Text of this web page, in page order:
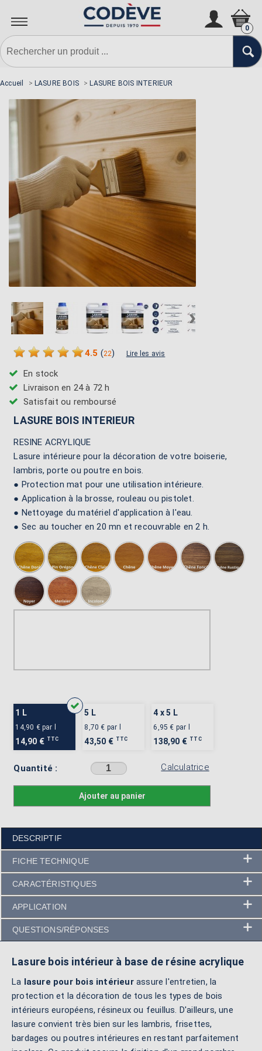
0
Accueil > LASURE BOIS > LASURE BOIS INTERIEUR
›
4.5 (22) Lire les avis
En stock
Livraison en 24 à 72 h
Satisfait ou remboursé
LASURE BOIS INTERIEUR
RESINE ACRYLIQUE
Lasure intérieure pour la décoration de votre boiserie,
lambris, porte ou poutre en bois.
● Protection mat pour une utilisation intérieure.
● Application à la brosse, rouleau ou pistolet.
● Nettoyage du matériel d'application à l'eau.
● Sec au toucher en 20 mn et recouvrable en 2 h.
1 L
14,90 €par l
14,90 € TTC
5 L
8,70 € par l
43,50 € TTC
4 x 5 L
6,95 € par l
138,90 € TTC
Quantité : Calculatrice
Sélectionner une couleur avant d'ajouter au panier
Ajouter au panier
DESCRIPTIF
FICHE TECHNIQUE
CARACTÉRISTIQUES
APPLICATION
QUESTIONS/RÉPONSES
Lasure bois intérieur à base de résine acrylique
La lasure pour bois intérieurassure l'entretien, la
protection et la décoration de tous les types de bois
intérieurs européens, résineux ou feuillus. D'ailleurs, une
lasure convient très bien sur les lambris, frisettes,
bardages ou poutres intérieures en restant parfaitement
N'oubliez pas la sous-couche si
nécessaire